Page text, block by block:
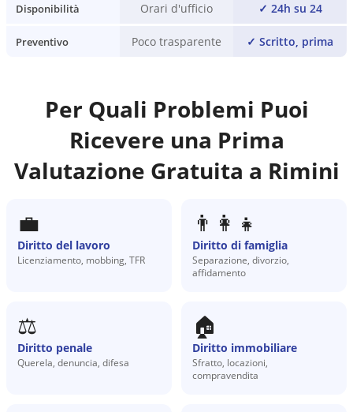
Disponibilità Orari d'ufficio ✓ 24h su 24
Preventivo Poco trasparente ✓ Scritto, prima
Per Quali Problemi Puoi
Ricevere una Prima
Valutazione Gratuita a Rimini
💼
Diritto del lavoro
Licenziamento, mobbing, TFR
👨‍👩‍👧
Diritto di famiglia
Separazione, divorzio,
affidamento
⚖️
Diritto penale
Querela, denuncia, difesa
🏠
Diritto immobiliare
Sfratto, locazioni,
compravendita